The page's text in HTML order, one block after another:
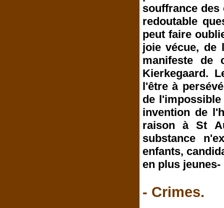
souffrance des
redoutable
peut faire
joie vécue, de
manifeste de
Kierkegaard.
l'être à
de
invention de
raison à St
substance
enfants,
en plus
- Crimes.